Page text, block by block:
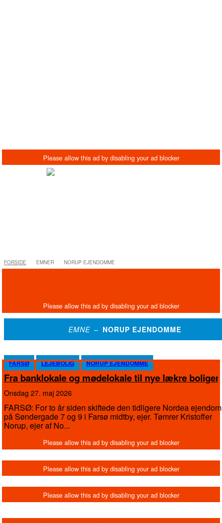
FORSIDE EMNER NORUP EJENDOMME
EMNE – NORUP EJENDOMME
FARSØ LEJEBOLIG NORUP EJENDOMME
Fra banklokale og mødelokale til nye lækre boliger
onsdag 27. maj 2026
FARSØ: For to år siden skiftede den tidligere Nordea ejendom
på Søndergade 7 og 9 i Farsø midtby, ejer. Tømrer Kristoffer
Norup, ejer af No...